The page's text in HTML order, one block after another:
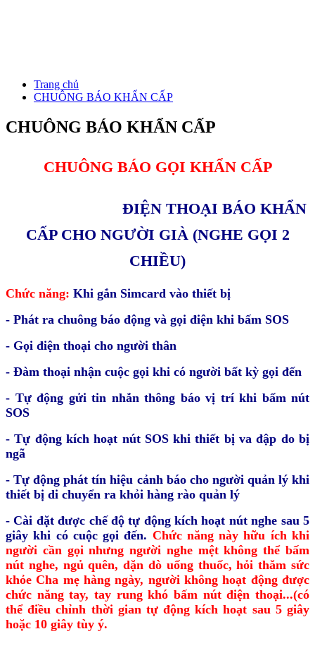
Trang chủ
CHUÔNG BÁO KHẨN CẤP
CHUÔNG BÁO KHẨN CẤP
CHUÔNG BÁO GỌI KHẨN CẤP
ĐIỆN THOẠI BÁO KHẨN
CẤP CHO NGƯỜI GIÀ (NGHE GỌI 2
CHIỀU)
Chức năng: Khi gắn Simcard vào thiết bị
- Phát ra chuông báo động và gọi điện khi bấm SOS
- Gọi điện thoại cho người thân
- Đàm thoại nhận cuộc gọi khi có người bất kỳ gọi đến
- Tự động gửi tin nhắn thông báo vị trí khi bấm nút
SOS
- Tự động kích hoạt nút SOS khi thiết bị va đập do bị
ngã
- Tự động phát tín hiệu cảnh báo cho người quản lý khi
thiết bị di chuyển ra khỏi hàng rào quản lý
- Cài đặt được chế độ tự động kích hoạt nút nghe sau 5
giây khi có cuộc gọi đến. Chức năng này hữu ích khi
người cần gọi nhưng người nghe mệt không thể bấm
nút nghe, ngủ quên, dặn dò uống thuốc, hỏi thăm sức
khỏe Cha mẹ hàng ngày, người không hoạt động được
chức năng tay, tay rung khó bấm nút điện thoại...(có
thể điều chỉnh thời gian tự động kích hoạt sau 5 giây
hoặc 10 giây tùy ý.